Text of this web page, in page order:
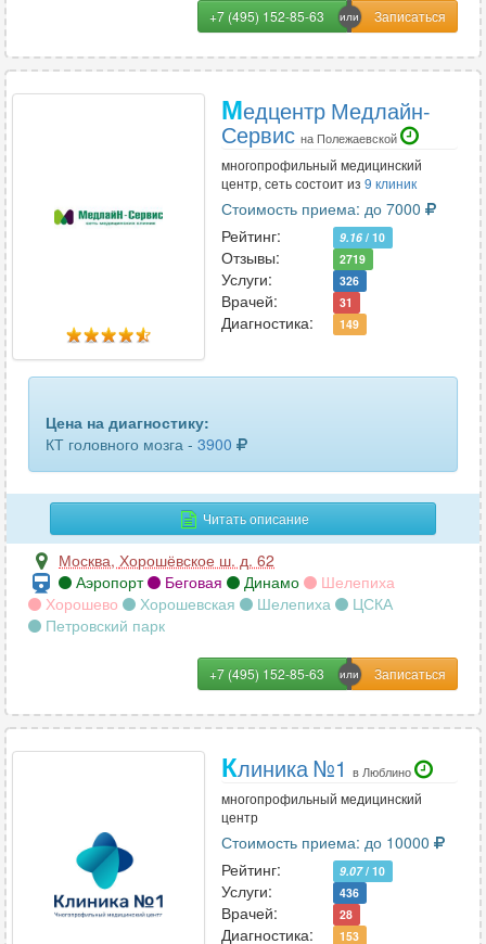
+7 (495) 152-85-63
Медцентр Медлайн-
Сервис на Полежаевской
многопрофильный медицинский
центр, сеть состоит из 9 клиник
Стоимость приема: до 7000
Рейтинг:
9.16 / 10
Отзывы: 2719
Услуги: 326
Врачей: 31
Диагностика: 149
Цена на диагностику:
КТ головного мозга - 3900
Читать описание
Москва, Хорошёвское ш. д. 62
Аэропорт
Беговая Динамо
Шелепиха
Хорошево
Хорошевская Шелепиха
ЦСКА
Петровский парк
+7 (495) 152-85-63
Клиника №1 в Люблино
многопрофильный медицинский
центр
Стоимость приема: до 10000
Рейтинг:
9.07/ 10
Услуги: 436
Врачей: 28
Диагностика: 153